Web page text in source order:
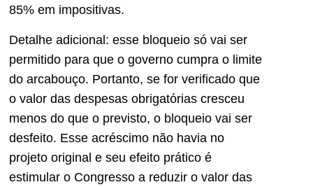
85% em impositivas.
Detalhe adicional: esse bloqueio só vai ser
permitido para que o governo cumpra o limite
do arcabouço. Portanto, se for verificado que
o valor das despesas obrigatórias cresceu
menos do que o previsto, o bloqueio vai ser
desfeito. Esse acréscimo não havia no
projeto original e seu efeito prático é
estimular o Congresso a reduzir o valor das